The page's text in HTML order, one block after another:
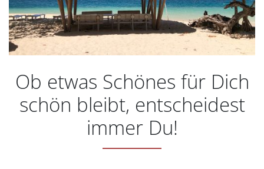
Ob etwas Schönes für Dich
schön bleibt, entscheidest
immer Du!